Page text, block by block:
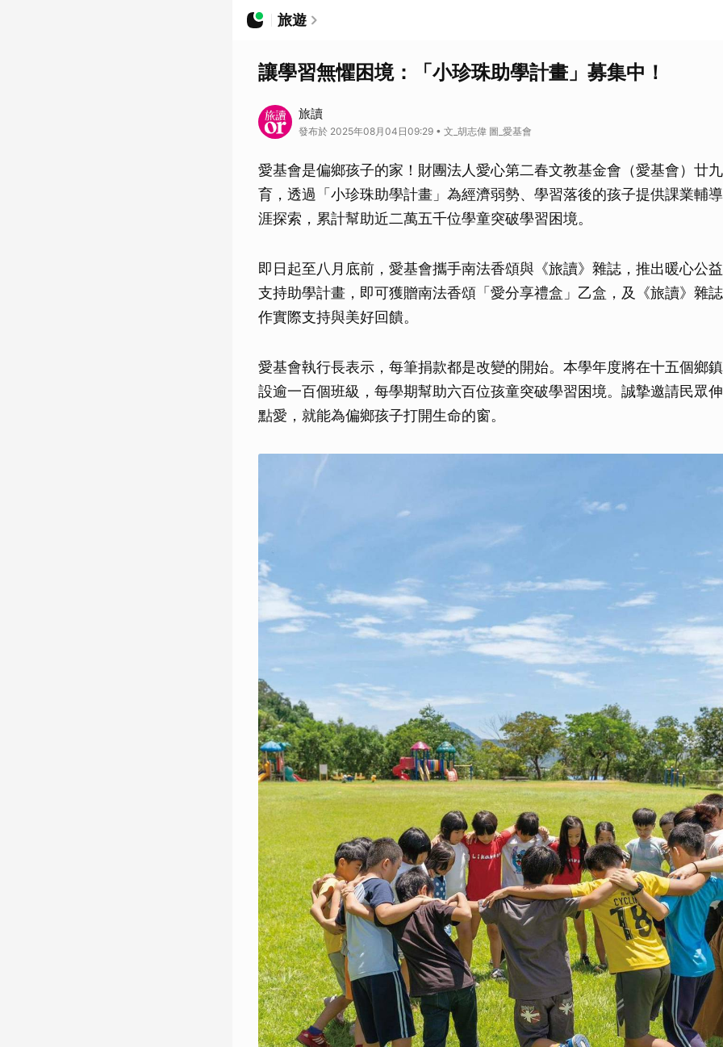
旅遊
讓學習無懼困境：「小珍珠助學計畫」募集中！
旅讀
發布於 2025年08月04日09:29 • 文_胡志偉 圖_愛基會
愛基會是偏鄉孩子的家！財團法人愛心第二春文教基金會（愛基會）廿
育，透過「小珍珠助學計畫」為經濟弱勢、學習落後的孩子提供課業輔
涯探索，累計幫助近二萬五千位學童突破學習困境。
即日起至八月底前，愛基會攜手南法香頌與《旅讀》雜誌，推出暖心公
支持助學計畫，即可獲贈南法香頌「愛分享禮盒」乙盒，及《旅讀》雜
作實際支持與美好回饋。
愛基會執行長表示，每筆捐款都是改變的開始。本學年度將在十五個鄉
設逾一百個班級，每學期幫助六百位孩童突破學習困境。誠摯邀請民眾
點愛，就能為偏鄉孩子打開生命的窗。